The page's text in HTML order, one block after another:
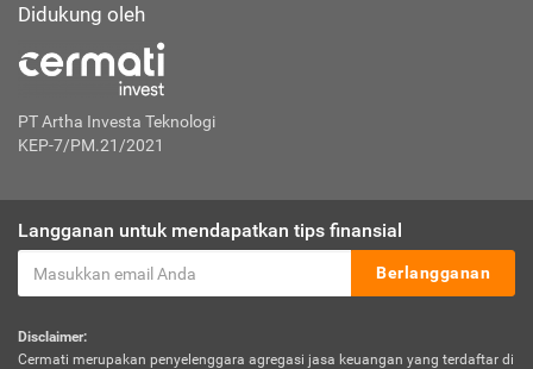
Didukung oleh
PT Artha Investa Teknologi
KEP-7/PM.21/2021
Langganan untuk mendapatkan tips finansial
Berlangganan
Disclaimer:
Cermati merupakan penyelenggara agregasi jasa keuangan yang terdaftar di